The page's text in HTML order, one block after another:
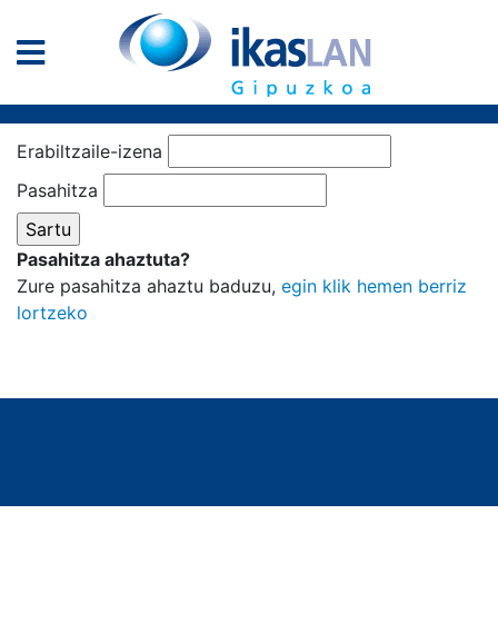
Erabiltzaile-izena
Pasahitza
Pasahitza ahaztuta?
Zure pasahitza ahaztu baduzu, egin klik hemen berriz
lortzeko